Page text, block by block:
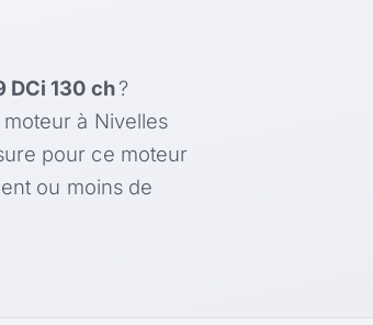
DCi 130 ch?
à Nivelles
pour ce moteur
ou moins de